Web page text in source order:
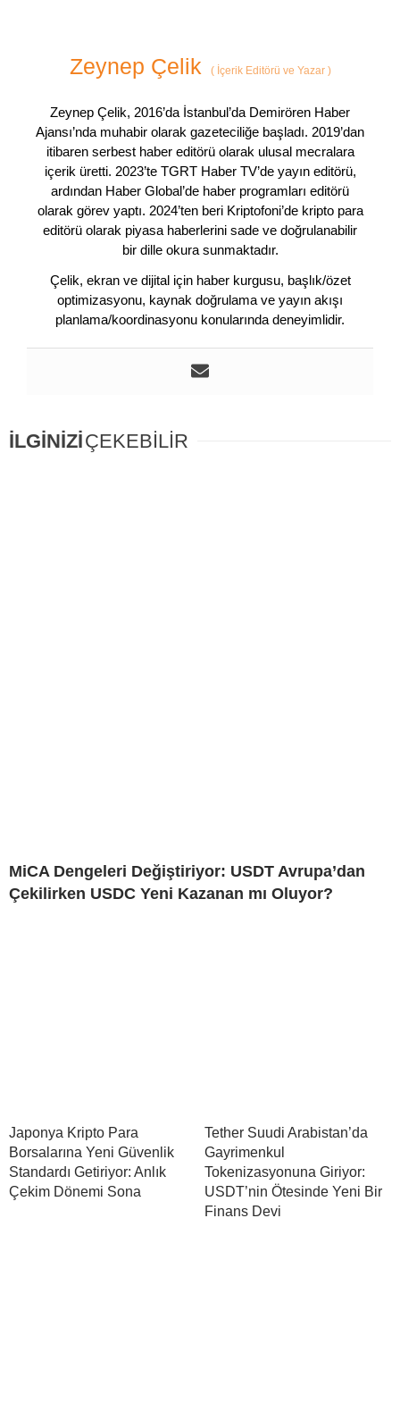
Zeynep Çelik (İçerik Editörü ve Yazar )
Zeynep Çelik, 2016’da İstanbul’da Demirören Haber
Ajansı’nda muhabir olarak gazeteciliğe başladı. 2019’dan
itibaren serbest haber editörü olarak ulusal mecralara
içerik üretti. 2023’te TGRT Haber TV’de yayın editörü,
ardından Haber Global’de haber programları editörü
olarak görev yaptı. 2024’ten beri Kriptofoni’de kripto para
editörü olarak piyasa haberlerini sade ve doğrulanabilir
bir dille okura sunmaktadır.
Çelik, ekran ve dijital için haber kurgusu, başlık/özet
optimizasyonu, kaynak doğrulama ve yayın akışı
planlama/koordinasyonu konularında deneyimlidir.
İLGİNİZİÇEKEBİLİR
MiCA Dengeleri Değiştiriyor: USDT Avrupa’dan
Çekilirken USDC Yeni Kazanan mı Oluyor?
Japonya Kripto Para
Borsalarına Yeni Güvenlik
Standardı Getiriyor: Anlık
Çekim Dönemi Sona
Tether Suudi Arabistan’da
Gayrimenkul
Tokenizasyonuna Giriyor:
USDT’nin Ötesinde Yeni Bir
Finans Devi